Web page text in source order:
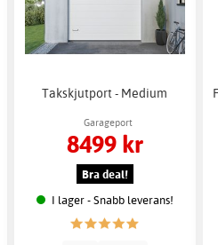
Takskjutport - Medium
Garageport
8499 kr
Bra deal!
I lager - Snabb leverans!